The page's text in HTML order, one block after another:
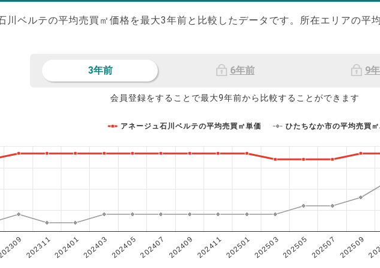
川ベルテの平均売買㎡価格を最大3年前と比較したデータです。所在エリアの平
3年前 6年前 9
会員登録をすることで最大9年前から比較することができます
アネージュ石川ベルテの平均売買㎡単価 ひたちなか市の平均売買
202311202401202403 202405202407 202409 202411202501202503202505 202507 202509